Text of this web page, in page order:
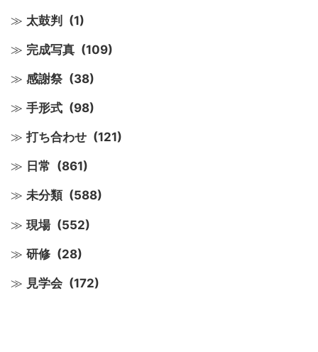
太鼓判 (1)
完成写真 (109)
感謝祭 (38)
手形式 (98)
打ち合わせ (121)
日常 (861)
未分類 (588)
現場 (552)
研修 (28)
見学会 (172)